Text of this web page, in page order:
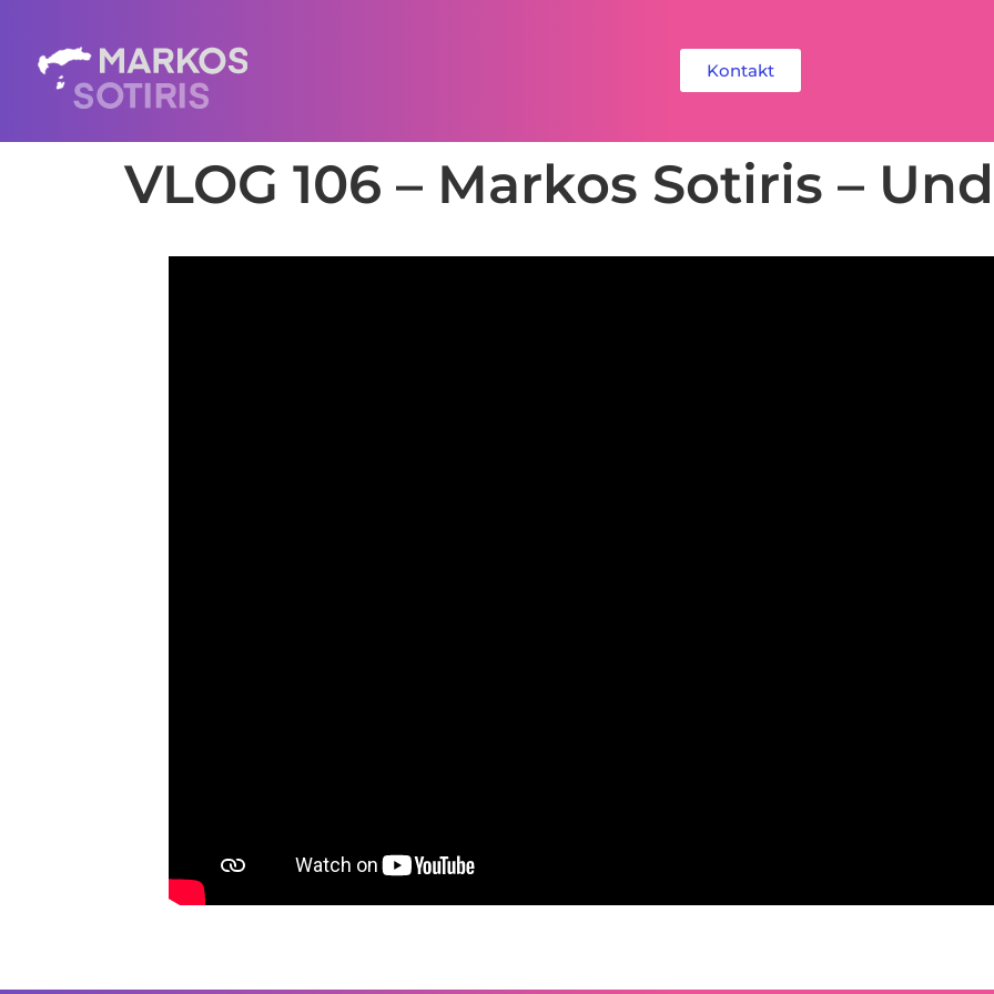
Kontakt
VLOG 106 – Markos Sotiris –